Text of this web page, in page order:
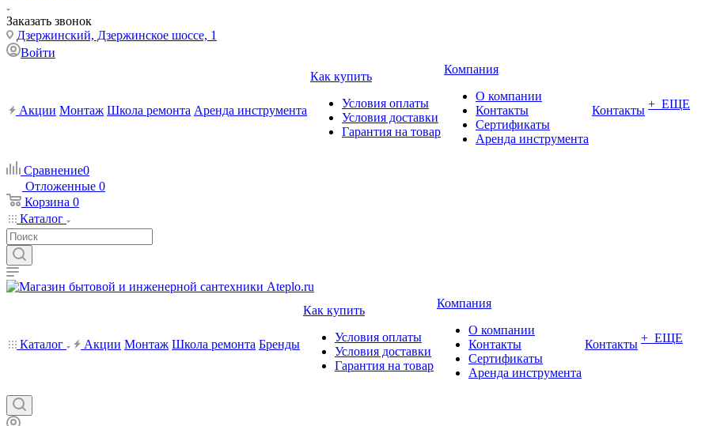
Заказать звонок
Дзержинский, Дзержинское шоссе, 1
Войти
Акции Монтаж Школа ремонта Аренда инструмента
Как купить
Условия оплаты
Условия доставки
Гарантия на товар
Компания
О компании
Контакты
Сертификаты
Аренда инструмента
Контакты + ЕЩЕ
Сравнение0
Отложенные 0
Корзина 0
Каталог
Каталог Акции Монтаж Школа ремонта Бренды
Как купить
Условия оплаты
Условия доставки
Гарантия на товар
Компания
О компании
Контакты
Сертификаты
Аренда инструмента
Контакты + ЕЩЕ